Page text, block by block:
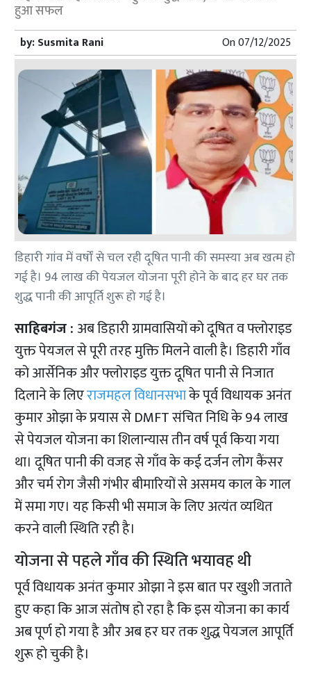
हुआ सफल
by:Susmita Rani On07/12/2025
डिहारी गांव में वर्षों से चल रही दूषित पानी की समस्या अब खत्म हो
गई है। 94 लाख की पेयजल योजना पूरी होने के बाद हर घर तक
शुद्ध पानी की आपूर्ति शुरू हो गई है।
साहिबगंज : अब डिहारी ग्रामवासियों को दूषित व फ्लोराइड
युक्त पेयजल से पूरी तरह मुक्ति मिलने वाली है। डिहारी गाँव
को आर्सेनिक और फ्लोराइड युक्त दूषित पानी से निजात
दिलाने के लिएराजमहल विधानसभाके पूर्व विधायक अनंत
कुमार ओझा के प्रयास से DMFT संचित निधि के 94 लाख
से पेयजल योजना का शिलान्यास तीन वर्ष पूर्व किया गया
था। दूषित पानी की वजह से गाँव के कई दर्जन लोग कैंसर
और चर्म रोग जैसी गंभीर बीमारियों से असमय काल के गाल
में समा गए। यह किसी भी समाज के लिए अत्यंत व्यथित
करने वाली स्थिति रही है।
योजना से पहले गाँव की स्थिति भयावह थी
पूर्व विधायक अनंत कुमार ओझाने इस बात पर खुशी जताते
हुए कहा कि आज संतोष हो रहा है कि इस योजना का कार्य
अब पूर्ण हो गया है और अब हर घर तक शुद्ध पेयजल आपूर्ति
शुरू हो चुकी है।